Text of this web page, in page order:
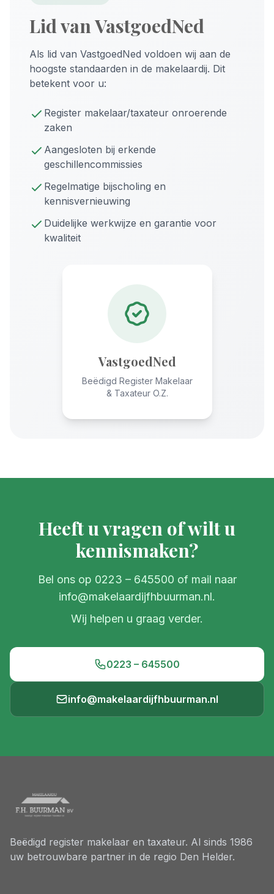
Lid van VastgoedNed
Als lid van VastgoedNed voldoen wij aan de
hoogste standaarden in de makelaardij. Dit
betekent voor u:
Register makelaar/taxateur onroerende
zaken
Aangesloten bij erkende
geschillencommissies
Regelmatige bijscholing en
kennisvernieuwing
Duidelijke werkwijze en garantie voor
kwaliteit
VastgoedNed
Beëdigd Register Makelaar
& Taxateur O.Z.
Heeft u vragen of wilt u
kennismaken?
Bel ons op 0223 – 645500 of mail naar
info@makelaardijfhbuurman.nl.
Wij helpen u graag verder.
0223 – 645500
info@makelaardijfhbuurman.nl
Beëdigd register makelaar en taxateur. Al sinds 1986
uw betrouwbare partner in de regio Den Helder.